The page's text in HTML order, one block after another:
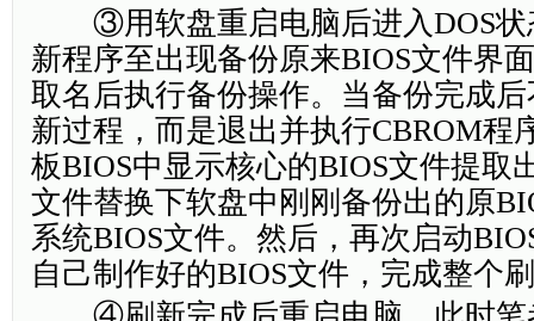
③用软盘重启电脑后进入DOS状
新程序至出现备份原来BIOS文件界
取名后执行备份操作。当备份完成
新过程，而是退出并执行CBROM程
板BIOS中显示核心的BIOS文件提取
文件替换下软盘中刚刚备份出的原
系统BIOS文件。然后，再次启动
自己制作好的BIOS文件，完成整个